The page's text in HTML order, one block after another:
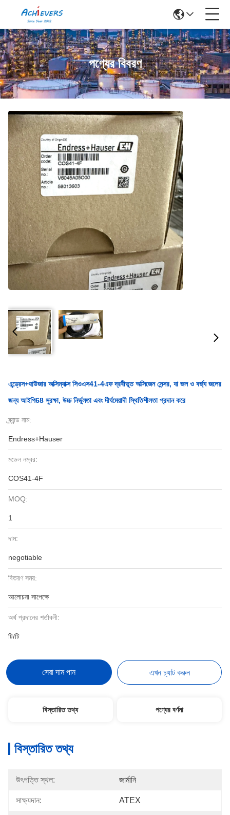
পণ্যের বিবরণ
এন্ড্রেস+হাউজার অক্সিম্যাক্স সিওএস41-4এফ দ্রবীভূত অক্সিজেন সেন্সর, যা জল ও বর্জ্য জলের
জন্য আইপি68 সুরক্ষা, উচ্চ নির্ভুলতা এবং দীর্ঘমেয়াদী স্থিতিশীলতা প্রদান করে
ব্র্যান্ড নাম:
Endress+Hauser
মডেল নম্বর:
COS41-4F
MOQ:
1
দাম:
negotiable
বিতরণ সময়:
আলোচনা সাপেক্ষে
অর্থ প্রদানের শর্তাবলী:
টি/টি
সেরা দাম পান এখন চ্যাট করুন
বিস্তারিত তথ্য পণ্যের বর্ণনা
বিস্তারিত তথ্য
উৎপত্তি স্থল: জার্মানি
সাক্ষ্যদান: ATEX